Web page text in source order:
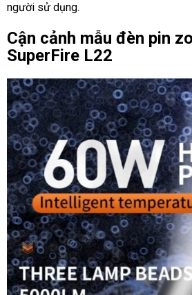
người sử dụng.
Cận cảnh mẫu đèn pin
SuperFire L22